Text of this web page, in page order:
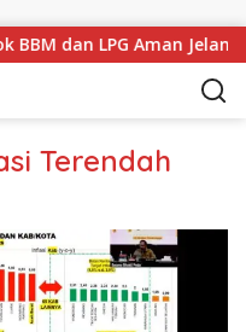
dan LPG Aman Jelang
Terendah